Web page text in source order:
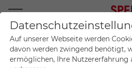
Auf unserer Webseite werden
davon werden zwingend benötigt,
ermöglichen, Ihre Nutzererfahrung